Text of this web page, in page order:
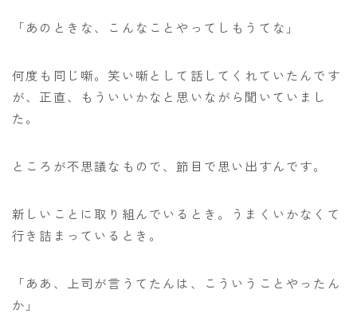
「あのときな、こんなことやってしもうてな」
何度も同じ噺。笑い噺として話してくれていたんです
が、正直、もういいかなと思いながら聞いていまし
た。
ところが不思議なもので、節目で思い出すんです。
新しいことに取り組んでいるとき。うまくいかなくて
行き詰まっているとき。
「ああ、上司が言うてたんは、こういうことやったん
か」